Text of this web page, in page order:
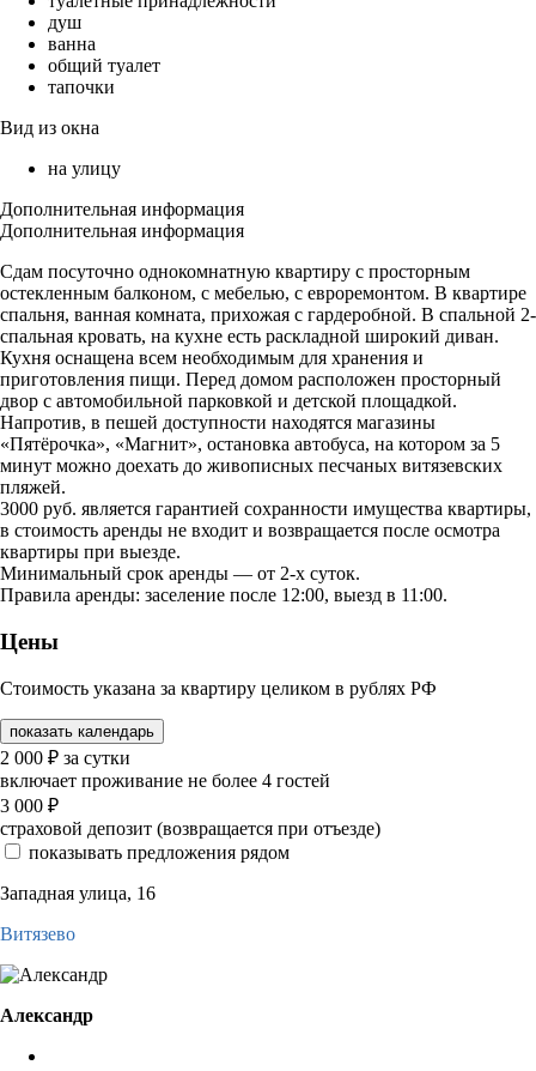
душ
ванна
общий туалет
тапочки
Вид из окна
на улицу
Дополнительная информация
Дополнительная информация
Сдам посуточно однокомнатную квартиру с просторным
остекленным балконом, с мебелью, с евроремонтом. В квартире
спальня, ванная комната, прихожая с гардеробной. В спальной 2-
спальная кровать, на кухне есть раскладной широкий диван.
Кухня оснащена всем необходимым для хранения и
приготовления пищи. Перед домом расположен просторный
двор с автомобильной парковкой и детской площадкой.
Напротив, в пешей доступности находятся магазины
«Пятёрочка», «Магнит», остановка автобуса, на котором за 5
минут можно доехать до живописных песчаных витязевских
пляжей.
3000 руб. является гарантией сохранности имущества квартиры,
в стоимость аренды не входит и возвращается после осмотра
квартиры при выезде.
Минимальный срок аренды — от 2-х суток.
Правила аренды: заселение после 12:00, выезд в 11:00.
Цены
Стоимость указана за квартиру целиком в рублях РФ
показать календарь
2 000 ₽ за сутки
включает проживание не более 4 гостей
3 000 ₽
страховой депозит (возвращается при отъезде)
показывать предложения рядом
Западная улица, 16
Витязево
Александр